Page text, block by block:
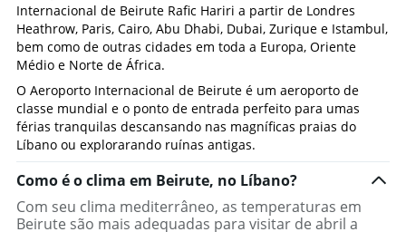
Internacional de Beirute Rafic Hariri a partir de Londres
Heathrow, Paris, Cairo, Abu Dhabi, Dubai, Zurique e Istambul,
bem como de outras cidades em toda a Europa, Oriente
Médio e Norte de África.
O Aeroporto Internacional de Beirute é um aeroporto de
classe mundial e o ponto de entrada perfeito para umas
férias tranquilas descansando nas magníficas praias do
Líbano ou explorarando ruínas antigas.
Como é o clima em Beirute, no Líbano?
Com seu clima mediterrâneo, as temperaturas em
Beirute são mais adequadas para visitar de abril a